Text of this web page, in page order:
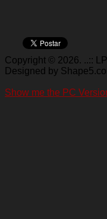
Copyright © 2026. ..::
Designed by
Show me the PC